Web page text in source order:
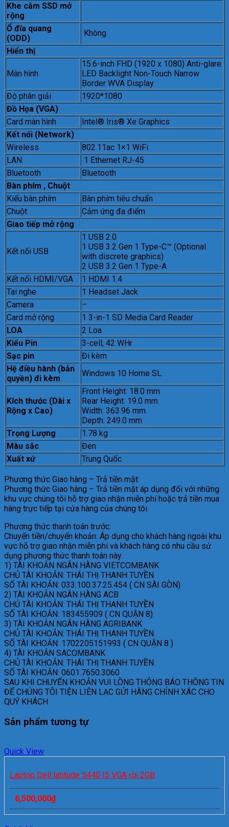
Khe cắm SSD mở
rộng
Ổ đĩa quang
(ODD)
Không
Hiển thị
Màn hình
15.6-inch FHD (1920 x 1080) Anti-glare
LED Backlight Non-Touch Narrow
Border WVA Display
Độ phân giải
1920*1080
Đồ Họa (VGA)
Card màn hình
Intel® Iris® Xe Graphics
Kết nối (Network)
Wireless
802.11ac 1×1 WiFi
LAN
1 Ethernet RJ-45
Bluetooth
Bluetooth
Bàn phím , Chuột
Kiểu bàn phím
Bàn phím tiêu chuẩn
Chuột
Cảm ứng đa điểm
Giao tiếp mở rộng
Kết nối USB
1 USB 2.0
1 USB 3.2 Gen 1 Type-C™ (Optional
with discrete graphics)
2 USB 3.2 Gen 1 Type-A
Kết nối HDMI/VGA
1 HDMI 1.4
Tai nghe
1 Headset Jack
Camera
–
Card mở rộng
1 3-in-1 SD Media Card Reader
LOA
2 Loa
Kiểu Pin
3-cell, 42 WHr
Sạc pin
Đi kèm
Hệ điều hành (bản
quyền) đi kèm
Windows 10 Home SL
Kích thước (Dài x
Rộng x Cao)
Front Height: 18.0 mm
Rear Height: 19.0 mm
Width: 363.96 mm
Depth: 249.0 mm
Trọng Lượng
1.78 kg
Màu sắc
Đen
Xuất xứ
Trung Quốc
Phương thức Giao hàng – Trả tiền mặt:
Phương thức Giao hàng – Trả tiền mặt áp dụng đối với những
khu vực chúng tôi hỗ trợ giao nhận miễn phí hoặc trả tiền mua
hàng trực tiếp tại cửa hàng của chúng tôi.
Phương thức thanh toán trước:
Chuyển tiền/chuyển khoản: Áp dụng cho khách hàng ngoài khu
vực hỗ trợ giao nhận miễn phí và khách hàng có nhu cầu sử
dụng phương thức thanh toán này.
1) TÀI KHOẢN NGÂN HÀNG VIETCOMBANK
CHỦ TÀI KHOẢN: THÁI THỊ THANH TUYỀN
SỐ TÀI KHOẢN: 033.100.37.25.454 ( CN SÀI GÒN)
2) TÀI KHOẢN NGÂN HÀNG ACB
CHỦ TÀI KHOẢN: THÁI THỊ THANH TUYỀN
SỐ TÀI KHOẢN: 183455909 ( CN QUẬN 8)
3) TÀI KHOẢN NGÂN HÀNG AGRIBANK
CHỦ TÀI KHOẢN: THÁI THỊ THANH TUYỀN
SỐ TÀI KHOẢN: 1702205151993 ( CN QUẬN 8 )
4) TÀI KHOẢN SACOMBANK
CHỦ TÀI KHOẢN: THÁI THỊ THANH TUYỀN
SỐ TÀI KHOẢN: 0601.7650.3060
SAU KHI CHUYỂN KHOẢN VUI LÒNG THÔNG BÁO THÔNG TIN
ĐỂ CHÚNG TÔI TIỆN LIÊN LẠC GỬI HÀNG CHÍNH XÁC CHO
QUÝ KHÁCH
Sản phẩm tương tự
Quick View
Laptop Dell latitude 5440 I5 VGA rời 2GB
6,500,000₫